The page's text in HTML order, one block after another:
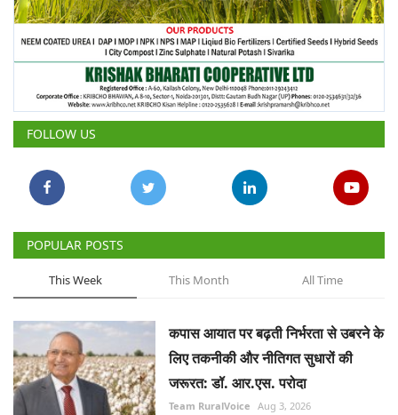
FOLLOW US
POPULAR POSTS
This Week This Month All Time
कपास आयात पर बढ़ती निर्भरता से उबरने के
लिए तकनीकी और नीतिगत सुधारों की
जरूरत: डॉ. आर.एस. परोदा
Team RuralVoice Aug 3, 2026